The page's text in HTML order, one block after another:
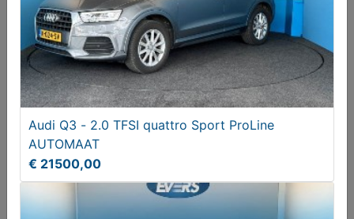
Audi Q3 - 2.0 TFSI quattro Sport ProLine
AUTOMAAT
€ 21500,00